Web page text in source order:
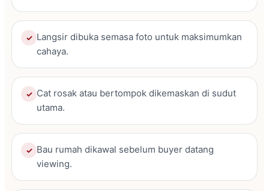
✓ Langsir dibuka semasa foto untuk maksimumkan
cahaya.
✓ Cat rosak atau bertompok dikemaskan di sudut
utama.
✓ Bau rumah dikawal sebelum buyer datang
viewing.